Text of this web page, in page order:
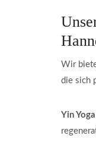
Wir
die sich
Yin